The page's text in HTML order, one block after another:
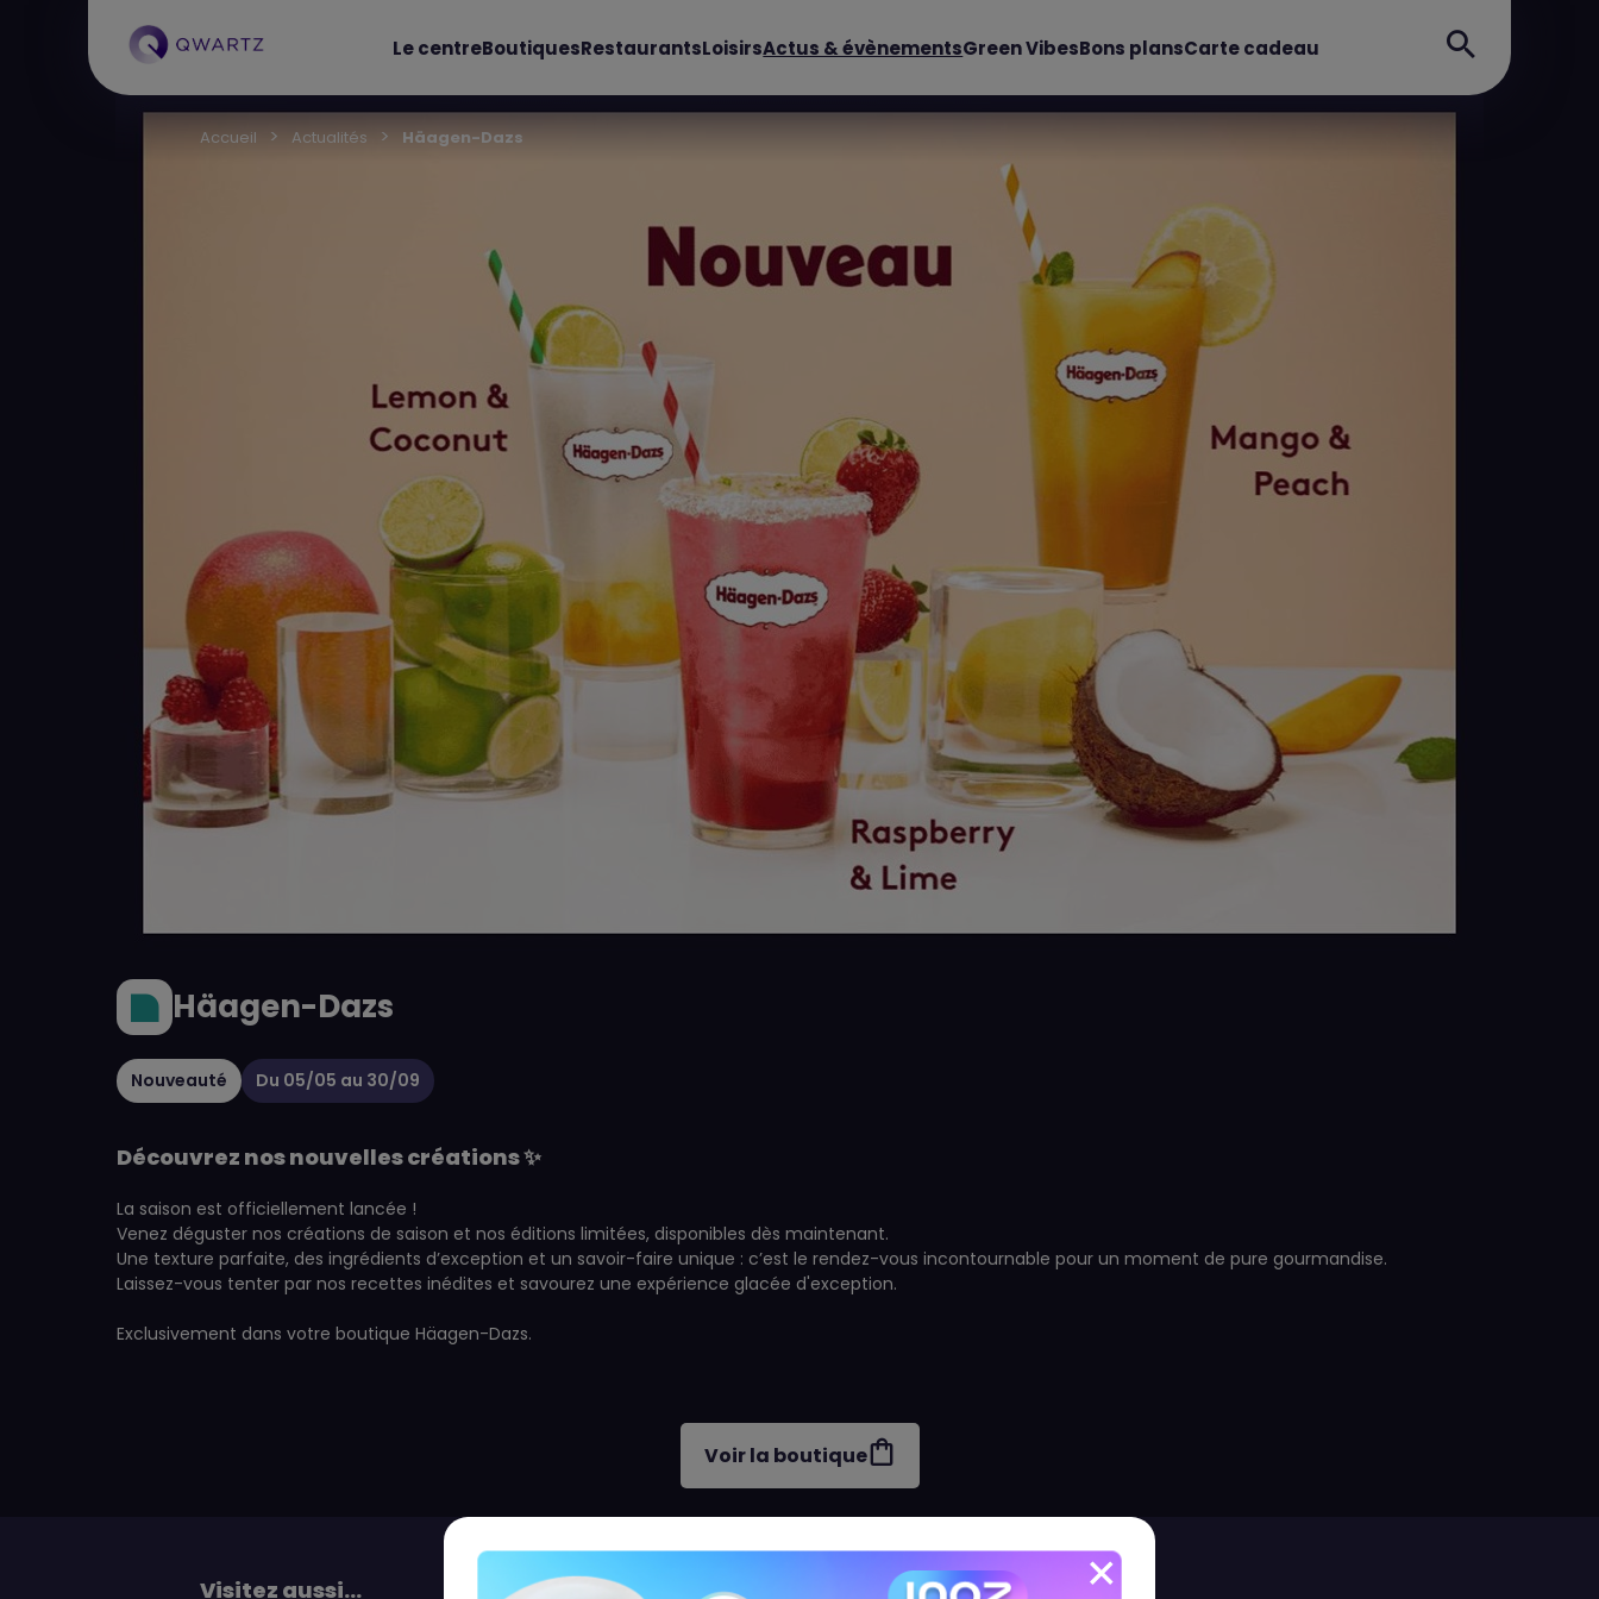
Le centreBoutiquesRestaurantsLoisirsActus & évènementsGreen VibesBons plansCarte cadeau
Accueil Actualités Häagen-Dazs
Häagen-Dazs
Nouveauté Du 05/05 au 30/09
Découvrez nos nouvelles créations ✨
La saison est officiellement lancée !
Venez déguster nos créations de saison et nos éditions limitées, disponibles dès maintenant.
Une texture parfaite, des ingrédients d’exception et un savoir-faire unique : c’est le rendez-vous incontournable pour un moment de pure gourmandise.
Laissez-vous tenter par nos recettes inédites et savourez une expérience glacée d'exception.
Exclusivement dans votre boutique Häagen-Dazs.
Voir la boutique
Visitez aussi...